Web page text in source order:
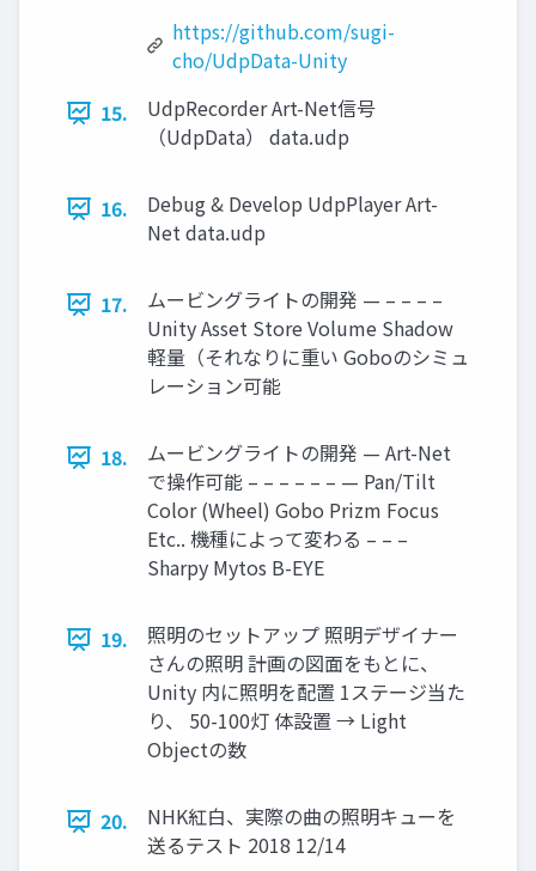
https://github.com/sugi-
cho/UdpData-Unity
15.
UdpRecorder Art-Net信号
（UdpData） data.udp
16.
Debug & Develop UdpPlayer Art-
Net data.udp
17.
ムービングライトの開発 — – – – –
Unity Asset Store Volume Shadow
軽量（それなりに重い Goboのシミュ
レーション可能
18.
ムービングライトの開発 — Art-Net
で操作可能 – – – – – – — Pan/Tilt
Color (Wheel) Gobo Prizm Focus
Etc.. 機種によって変わる – – –
Sharpy Mytos B-EYE
19.
照明のセットアップ 照明デザイナー
さんの照明 計画の図面をもとに、
Unity 内に照明を配置 1ステージ当た
り、 50-100灯 体設置 → Light
Objectの数
20.
NHK紅白、実際の曲の照明キューを
送るテスト 2018 12/14